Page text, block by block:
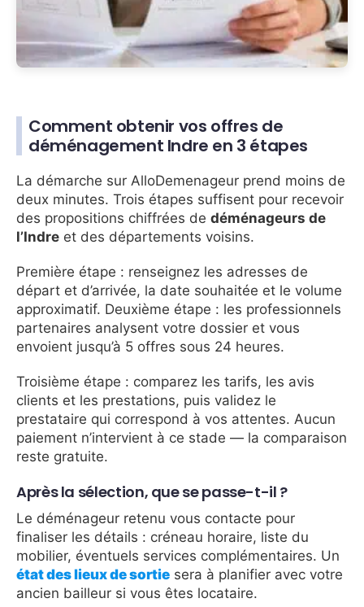
Comment obtenir vos offres de
déménagement Indre en 3 étapes
La démarche sur AlloDemenageur prend moins de
deux minutes. Trois étapes suffisent pour recevoir
des propositions chiffrées de déménageurs de
l’Indre et des départements voisins.
Première étape : renseignez les adresses de
départ et d’arrivée, la date souhaitée et le volume
approximatif. Deuxième étape : les professionnels
partenaires analysent votre dossier et vous
envoient jusqu’à 5 offres sous 24 heures.
Troisième étape : comparez les tarifs, les avis
clients et les prestations, puis validez le
prestataire qui correspond à vos attentes. Aucun
paiement n’intervient à ce stade — la comparaison
reste gratuite.
Après la sélection, que se passe-t-il ?
Le déménageur retenu vous contacte pour
finaliser les détails : créneau horaire, liste du
mobilier, éventuels services complémentaires. Un
état des lieux de sortie sera à planifier avec votre
ancien bailleur si vous êtes locataire.